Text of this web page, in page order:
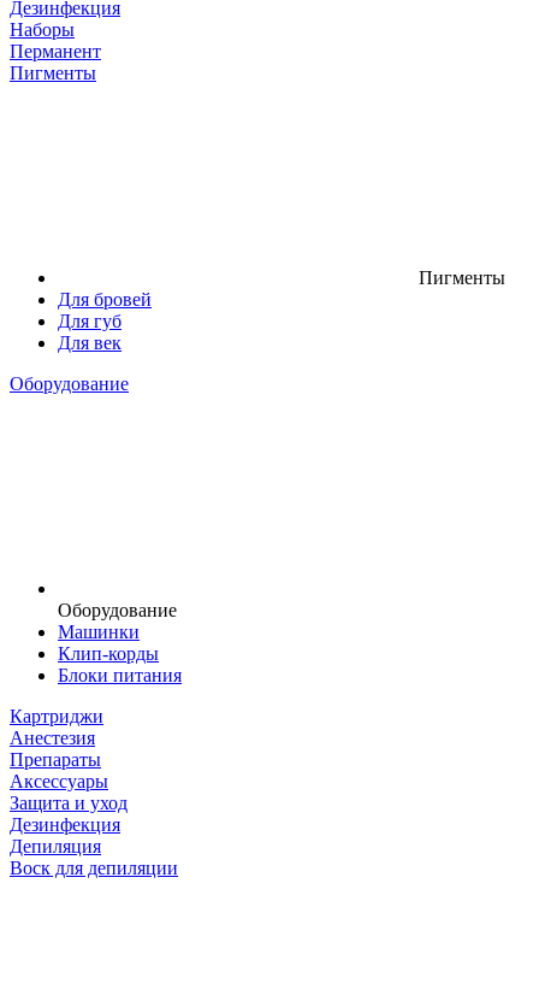
Дезинфекция
Наборы
Перманент
Пигменты
Пигменты
Для бровей
Для губ
Для век
Оборудование
Оборудование
Машинки
Клип-корды
Блоки питания
Картриджи
Анестезия
Препараты
Аксессуары
Защита и уход
Дезинфекция
Депиляция
Воск для депиляции